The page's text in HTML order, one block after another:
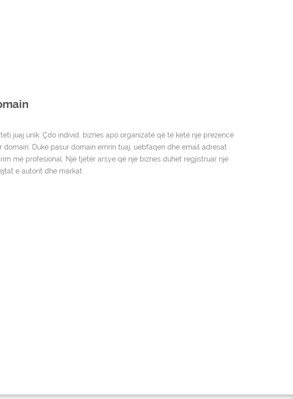
juaj unik. Çdo individ, biznes apo organizatë që të ketë një prezencë
Duke pasur domain emrin tuaj, uebfaqen dhe email adresat
më profesional. Një tjetër arsye që një biznes duhet regjistruar një
e autorit dhe markat.